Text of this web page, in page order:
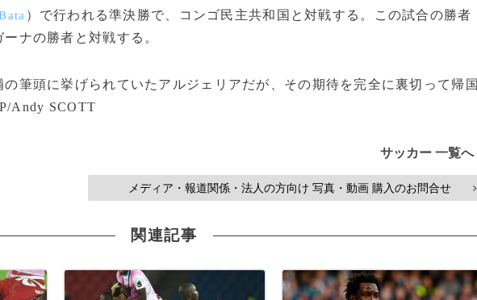
）で行われる準決勝で、コンゴ民主共和国と対戦する。この試合の勝者
ナの勝者と対戦する。
筆頭に挙げられていたアルジェリアだが、その期待を完全に裏切って帰国
Andy SCOTT
サッカー 一覧へ
メディア・報道関係・法人の方向け 写真・動画 購入のお問合せ >
関連記事